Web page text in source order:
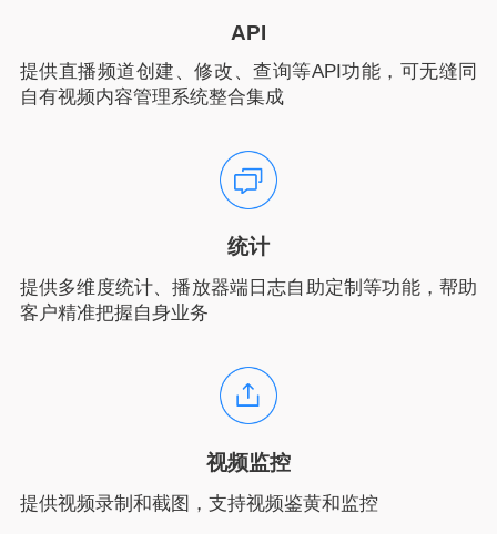
API
提供直播频道创建、修改、查询等API功能，可无缝同
自有视频内容管理系统整合集成
统计
提供多维度统计、播放器端日志自助定制等功能，帮助
客户精准把握自身业务
视频监控
提供视频录制和截图，支持视频鉴黄和监控